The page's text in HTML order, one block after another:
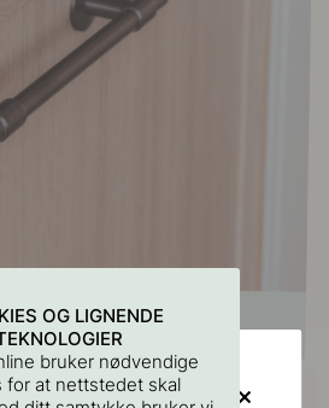
med
OG LIGNENDE
bruker nødvendige
for at nettstedet skal
VISIT?